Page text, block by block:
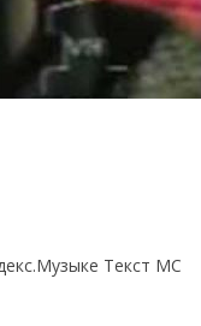
Текст MC